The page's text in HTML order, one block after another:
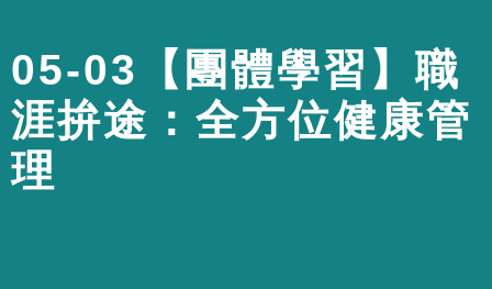
05-03 【 團體學習 】職
涯拚途 ： 全方位健康管
理